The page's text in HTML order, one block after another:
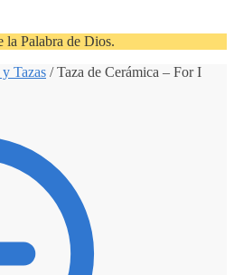
la Palabra de Dios.
Tazas /Taza de Cerámica – For I